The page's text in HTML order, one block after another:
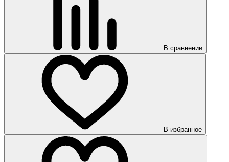
В сравнении
В избранное